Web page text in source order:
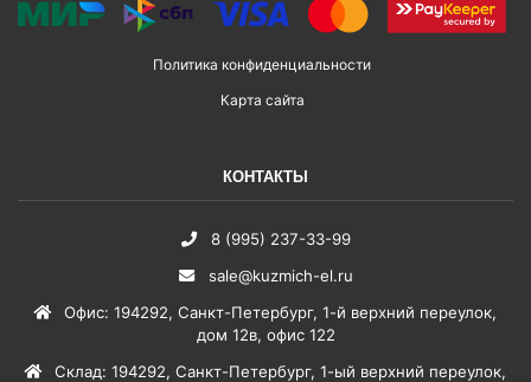
Политика конфиденциальности
Карта сайта
КОНТАКТЫ
8 (995) 237-33-99
sale@kuzmich-el.ru
Офис: 194292, Санкт-Петербург, 1-й верхний переулок,
дом 12в, офис 122
Склад: 194292, Санкт-Петербург, 1-ый верхний переулок,